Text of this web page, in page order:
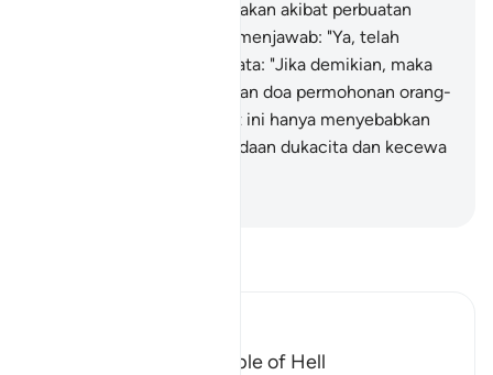
The Dispute of the People of Hell
keterangan (yang menyatakan akibat perbuatan
derhaka kamu)?" Mereka menjawab: "Ya, telah
datang". Malaikat itu berkata: "Jika demikian, maka
berdoalah kamu sendiri. Dan doa permohonan orang-
orang yang kafir pada saat ini hanya menyebabkan
mereka berada dalam keadaan dukacita dan kecewa